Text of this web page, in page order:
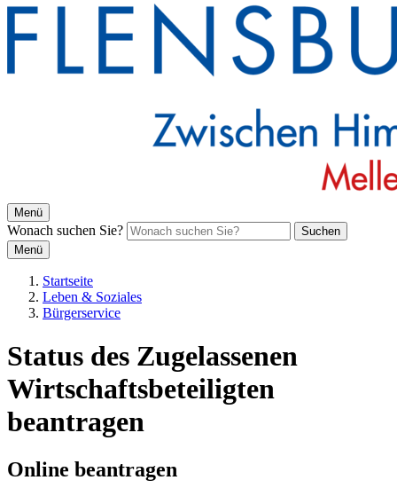
Menü
Wonach suchen Sie?
Suchen
Menü
Startseite
Leben & Soziales
Bürgerservice
Status des Zugelassenen
Wirtschaftsbeteiligten
beantragen
Online beantragen